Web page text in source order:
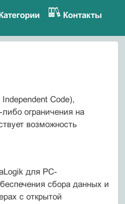
Контакты
Code),
ограничения на
возможность
для PC-
сбора данных и
с открытой